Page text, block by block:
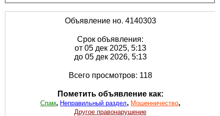
Объявление но. 4140303
Срок объявления:
от 05 дек 2025, 5:13
до 05 дек 2026, 5:13
Всего просмотров: 118
Пометить объявление как:
Спам, Неправильный раздел, Мошенничество,
Другое правонарушение